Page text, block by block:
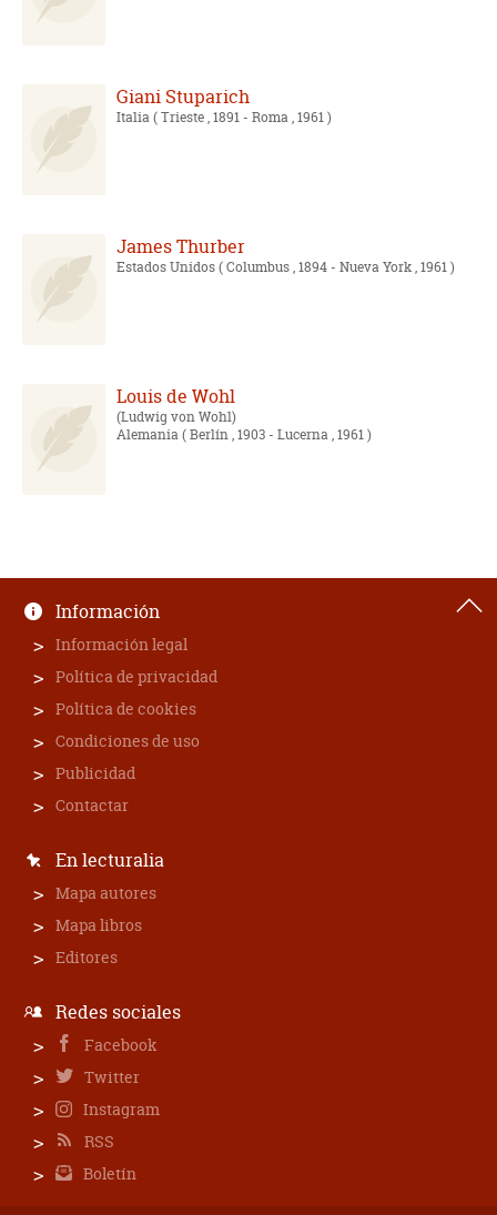
Giani Stuparich
Italia( Trieste , 1891 - Roma , 1961 )
James Thurber
Estados Unidos( Columbus , 1894 - Nueva York , 1961 )
Louis de Wohl
Ludwig von Wohl
Alemania( Berlín , 1903 - Lucerna , 1961 )
Información
Información legal
Política de privacidad
Política de cookies
Condiciones de uso
Publicidad
Contactar
En lecturalia
Mapa autores
Mapa libros
Editores
Redes sociales
Facebook
Twitter
Instagram
RSS
Boletín